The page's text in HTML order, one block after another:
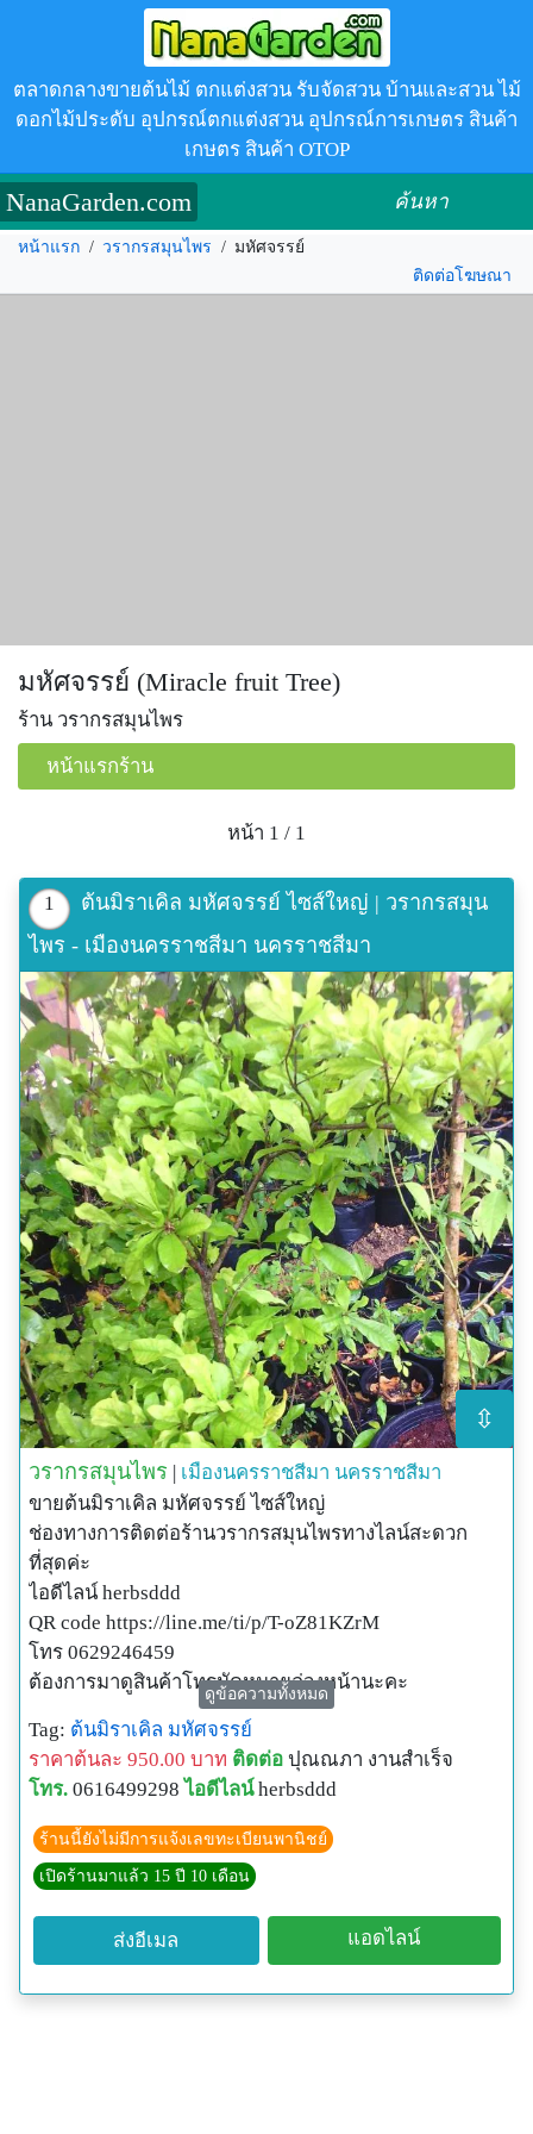
ตลาดกลางขายต้นไม้ ตกแต่งสวน รับจัดสวน บ้านและสวน ไม้
ดอกไม้ประดับ อุปกรณ์ตกแต่งสวน อุปกรณ์การเกษตร สินค้า
เกษตร สินค้า OTOP
NanaGarden.com ค้นหา
หน้าแรก / วรากรสมุนไพร / มหัศจรรย์
ติดต่อโฆษณา
มหัศจรรย์ (Miracle fruit Tree)
ร้าน วรากรสมุนไพร
หน้าแรกร้าน
หน้า 1 / 1
1
ต้นมิราเคิล มหัศจรรย์ ไซส์ใหญ่ | วรากรสมุน
ไพร - เมืองนครราชสีมา นครราชสีมา
⇳
วรากรสมุนไพร | เมืองนครราชสีมา นครราชสีมา
ขายต้นมิราเคิล มหัศจรรย์ ไซส์ใหญ่
ช่องทางการติดต่อร้านวรากรสมุนไพรทางไลน์สะดวก
ที่สุดค่ะ
ไอดีไลน์ herbsddd
QR code https://line.me/ti/p/T-oZ81KZrM
โทร 0629246459
ต้องการมาดูสินค้าโทรนัดหมายล่วงหน้านะคะ
มิราเคิล (อังกฤษ: Miracle fruit; Miracle berry) (ชื่อ
วิทยาศาสตร์: Synsepalum dulcificum) เป็นไม้ผลพื้นเมือง
ของประเทศกานา ลักษณะต้นมีขนาดทรงพุ่มเล็ก ชอบ
ความชื้นสูงแต่ไม่ชอบแดดจัด ผลสุกแก่จะมีสีแดงสดใส
เมื่อรับประทานผลสุกแก่เข้าไปแล้ว ประมาณ 1-2 ชั่วโมง
แล้วรับประทานผลไม้ที่มีรสเปรี้ยว เช่น มะนาว มะยม
ระกำ ตามเข้าไปจะไม่รู้สึกเปรี้ยว ในทางตรงกันข้ามกลับ
กลายเป็นรสชาติหวานคล้ายน้ำตาล
ดูข้อความทั้งหมด
Tag: ต้นมิราเคิล มหัศจรรย์
ราคาต้นละ 950.00 บาท ติดต่อ ปุณณภา งานสำเร็จ
โทร. 0616499298 ไอดีไลน์ herbsddd
ร้านนี้ยังไม่มีการแจ้งเลขทะเบียนพานิชย์
เปิดร้านมาแล้ว 15 ปี 10 เดือน
ส่งอีเมล แอดไลน์